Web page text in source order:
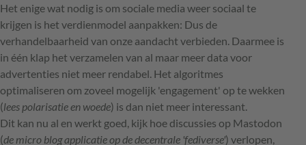
Het enige wat nodig is om sociale media weer sociaal te
krijgen is het verdienmodel aanpakken: Dus de
verhandelbaarheid van onze aandacht verbieden. Daarmee is
in één klap het verzamelen van al maar meer data voor
advertenties niet meer rendabel. Het algoritmes
optimaliseren om zoveel mogelijk 'engagement' op te wekken
(lees polarisatie en woede) is dan niet meer interessant.
Dit kan nu al en werkt goed, kijk hoe discussies op Mastodon
(de micro blog applicatie op de decentrale 'fediverse') verlopen,